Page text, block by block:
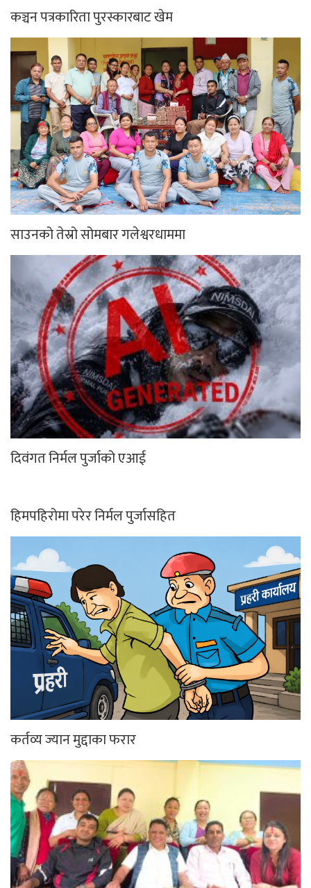
कञ्चन पत्रकारिता पुरस्कारबाट खेम
साउनको तेस्रो सोमबार गलेश्वरधाममा
दिवंगत निर्मल पुर्जाको एआई
हिमपहिरोमा परेर निर्मल पुर्जासहित
कर्तव्य ज्यान मुद्दाका फरार